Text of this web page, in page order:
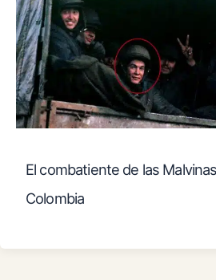
El combatiente de las
Colombia